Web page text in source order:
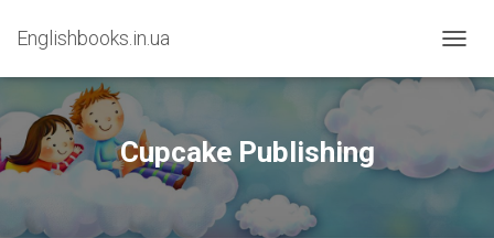
Englishbooks.in.ua
Cupcake Publishing